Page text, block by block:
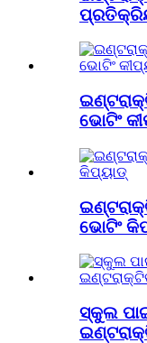
ଭୋଟିଂ
ଭୋଟିଂ
ସ୍କୁଲ